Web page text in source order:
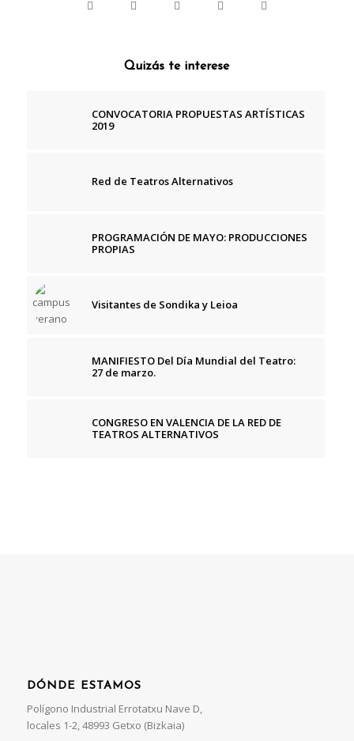
Quizás te interese
CONVOCATORIA PROPUESTAS ARTÍSTICAS
2019
Red de Teatros Alternativos
PROGRAMACIÓN DE MAYO: PRODUCCIONES
PROPIAS
Visitantes de Sondika y Leioa
MANIFIESTO Del Día Mundial del Teatro:
27 de marzo.
CONGRESO EN VALENCIA DE LA RED DE
TEATROS ALTERNATIVOS
DÓNDE ESTAMOS
Polígono Industrial Errotatxu Nave D,
locales 1-2, 48993 Getxo (Bizkaia)